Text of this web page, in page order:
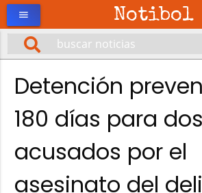
Notibol
menu
Detención
180 días para dos
acusados por el
asesinato del